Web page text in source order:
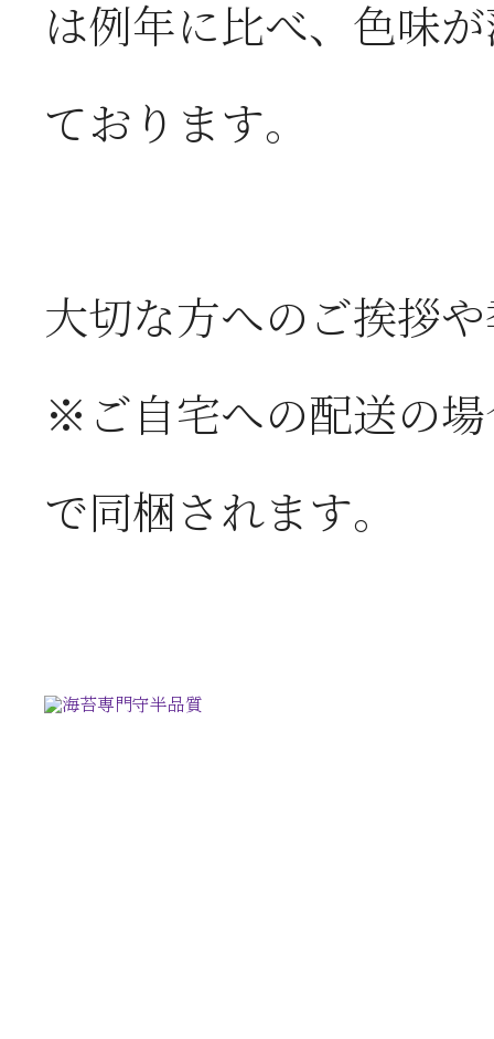
は例年に比べ、色味
ております。
大切な方へのご挨拶
※ご自宅への配送の
で同梱されます。